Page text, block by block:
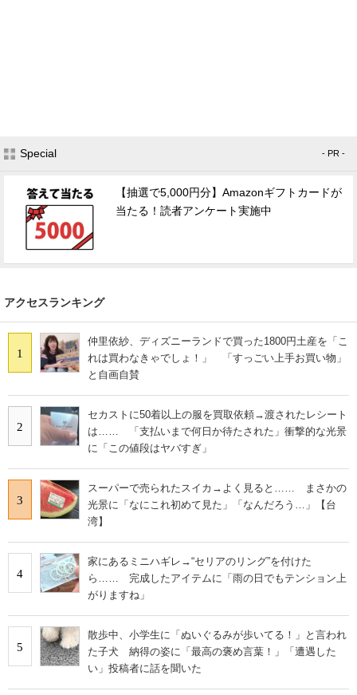
Special - PR -
【抽選で5,000円分】Amazonギフトカードが
当たる！読者アンケート実施中
アクセスランキング
1
仲里依紗、ディズニーランドで買った1800円土産を「こ
れは買わなきゃでしょ！」 「すっごい上手お買い物」
と自画自賛
2
セカストに50着以上の服を買取依頼→渡されたレシート
は…… 「支払いまで何日か待たされた」衝撃的な光景
に「この値段はヤバすぎ」
3
スーパーで売られたスイカ→よく見ると…… まさかの
光景に「なにこれ初めて見た」「なんだろう…」【台
湾】
4
家にあるミニハギレ→“セリアのリング”を付けた
ら…… 完成したアイテムに「雨の日でもテンション上
がりますね」
5
散歩中、小学生に「ぬいぐるみが歩いてる！」と言われ
た子犬 納得の姿に「最高の褒め言葉！」「遭遇した
い」投稿者に話を聞いた